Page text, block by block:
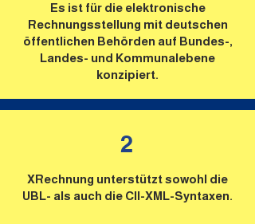
Es ist für die elektronische
Rechnungsstellung mit deutschen
öffentlichen Behörden auf Bundes-,
Landes- und Kommunalebene
konzipiert.​
2
XRechnung unterstützt sowohl die
UBL- als auch die CII-XML-Syntaxen.